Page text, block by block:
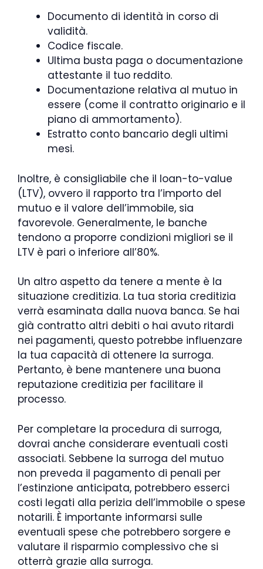
Documento di identità in corso di
validità.
Codice fiscale.
Ultima busta paga o documentazione
attestante il tuo reddito.
Documentazione relativa al mutuo in
essere (come il contratto originario e il
piano di ammortamento).
Estratto conto bancario degli ultimi
mesi.
Inoltre, è consigliabile che il loan-to-value
(LTV), ovvero il rapporto tra l’importo del
mutuo e il valore dell’immobile, sia
favorevole. Generalmente, le banche
tendono a proporre condizioni migliori se il
LTV è pari o inferiore all’80%.
Un altro aspetto da tenere a mente è la
situazione creditizia. La tua storia creditizia
verrà esaminata dalla nuova banca. Se hai
già contratto altri debiti o hai avuto ritardi
nei pagamenti, questo potrebbe influenzare
la tua capacità di ottenere la surroga.
Pertanto, è bene mantenere una buona
reputazione creditizia per facilitare il
processo.
Per completare la procedura di surroga,
dovrai anche considerare eventuali costi
associati. Sebbene la surroga del mutuo
non preveda il pagamento di penali per
l’estinzione anticipata, potrebbero esserci
costi legati alla perizia dell’immobile o spese
notarili. È importante informarsi sulle
eventuali spese che potrebbero sorgere e
valutare il risparmio complessivo che si
otterrà grazie alla surroga.